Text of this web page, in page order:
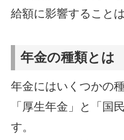
給額に影響すること
年金の種類とは
年金にはいくつかの
「厚生年金」と「国
す。